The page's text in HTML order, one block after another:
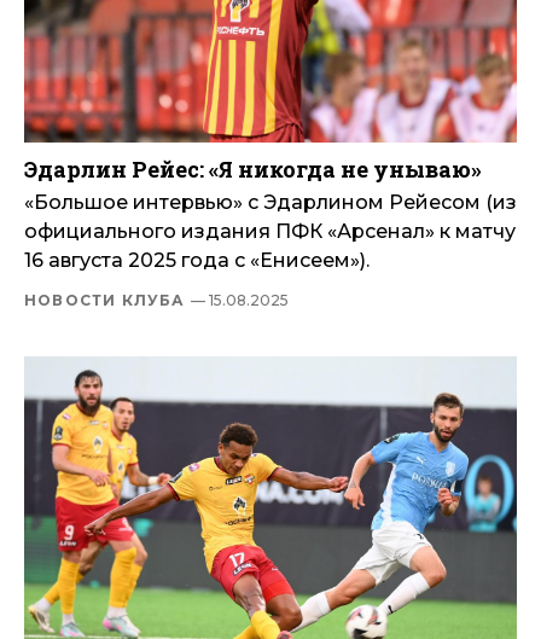
Эдарлин Рейес: «Я никогда не унываю»
«Большое интервью» с Эдарлином Рейесом (из
официального издания ПФК «Арсенал» к матчу
16 августа 2025 года с «Енисеем»).
НОВОСТИ КЛУБА — 15.08.2025